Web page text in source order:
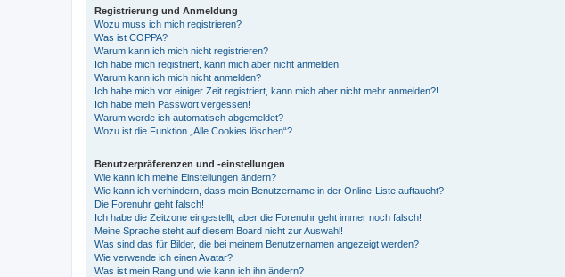
Registrierung und Anmeldung
Wozu muss ich mich registrieren?
Was ist COPPA?
Warum kann ich mich nicht registrieren?
Ich habe mich registriert, kann mich aber nicht anmelden!
Warum kann ich mich nicht anmelden?
Ich habe mich vor einiger Zeit registriert, kann mich aber nicht mehr anmelden?!
Ich habe mein Passwort vergessen!
Warum werde ich automatisch abgemeldet?
Wozu ist die Funktion „Alle Cookies löschen“?
Benutzerpräferenzen und -einstellungen
Wie kann ich meine Einstellungen ändern?
Wie kann ich verhindern, dass mein Benutzername in der Online-Liste auftaucht?
Die Forenuhr geht falsch!
Ich habe die Zeitzone eingestellt, aber die Forenuhr geht immer noch falsch!
Meine Sprache steht auf diesem Board nicht zur Auswahl!
Was sind das für Bilder, die bei meinem Benutzernamen angezeigt werden?
Wie verwende ich einen Avatar?
Was ist mein Rang und wie kann ich ihn ändern?